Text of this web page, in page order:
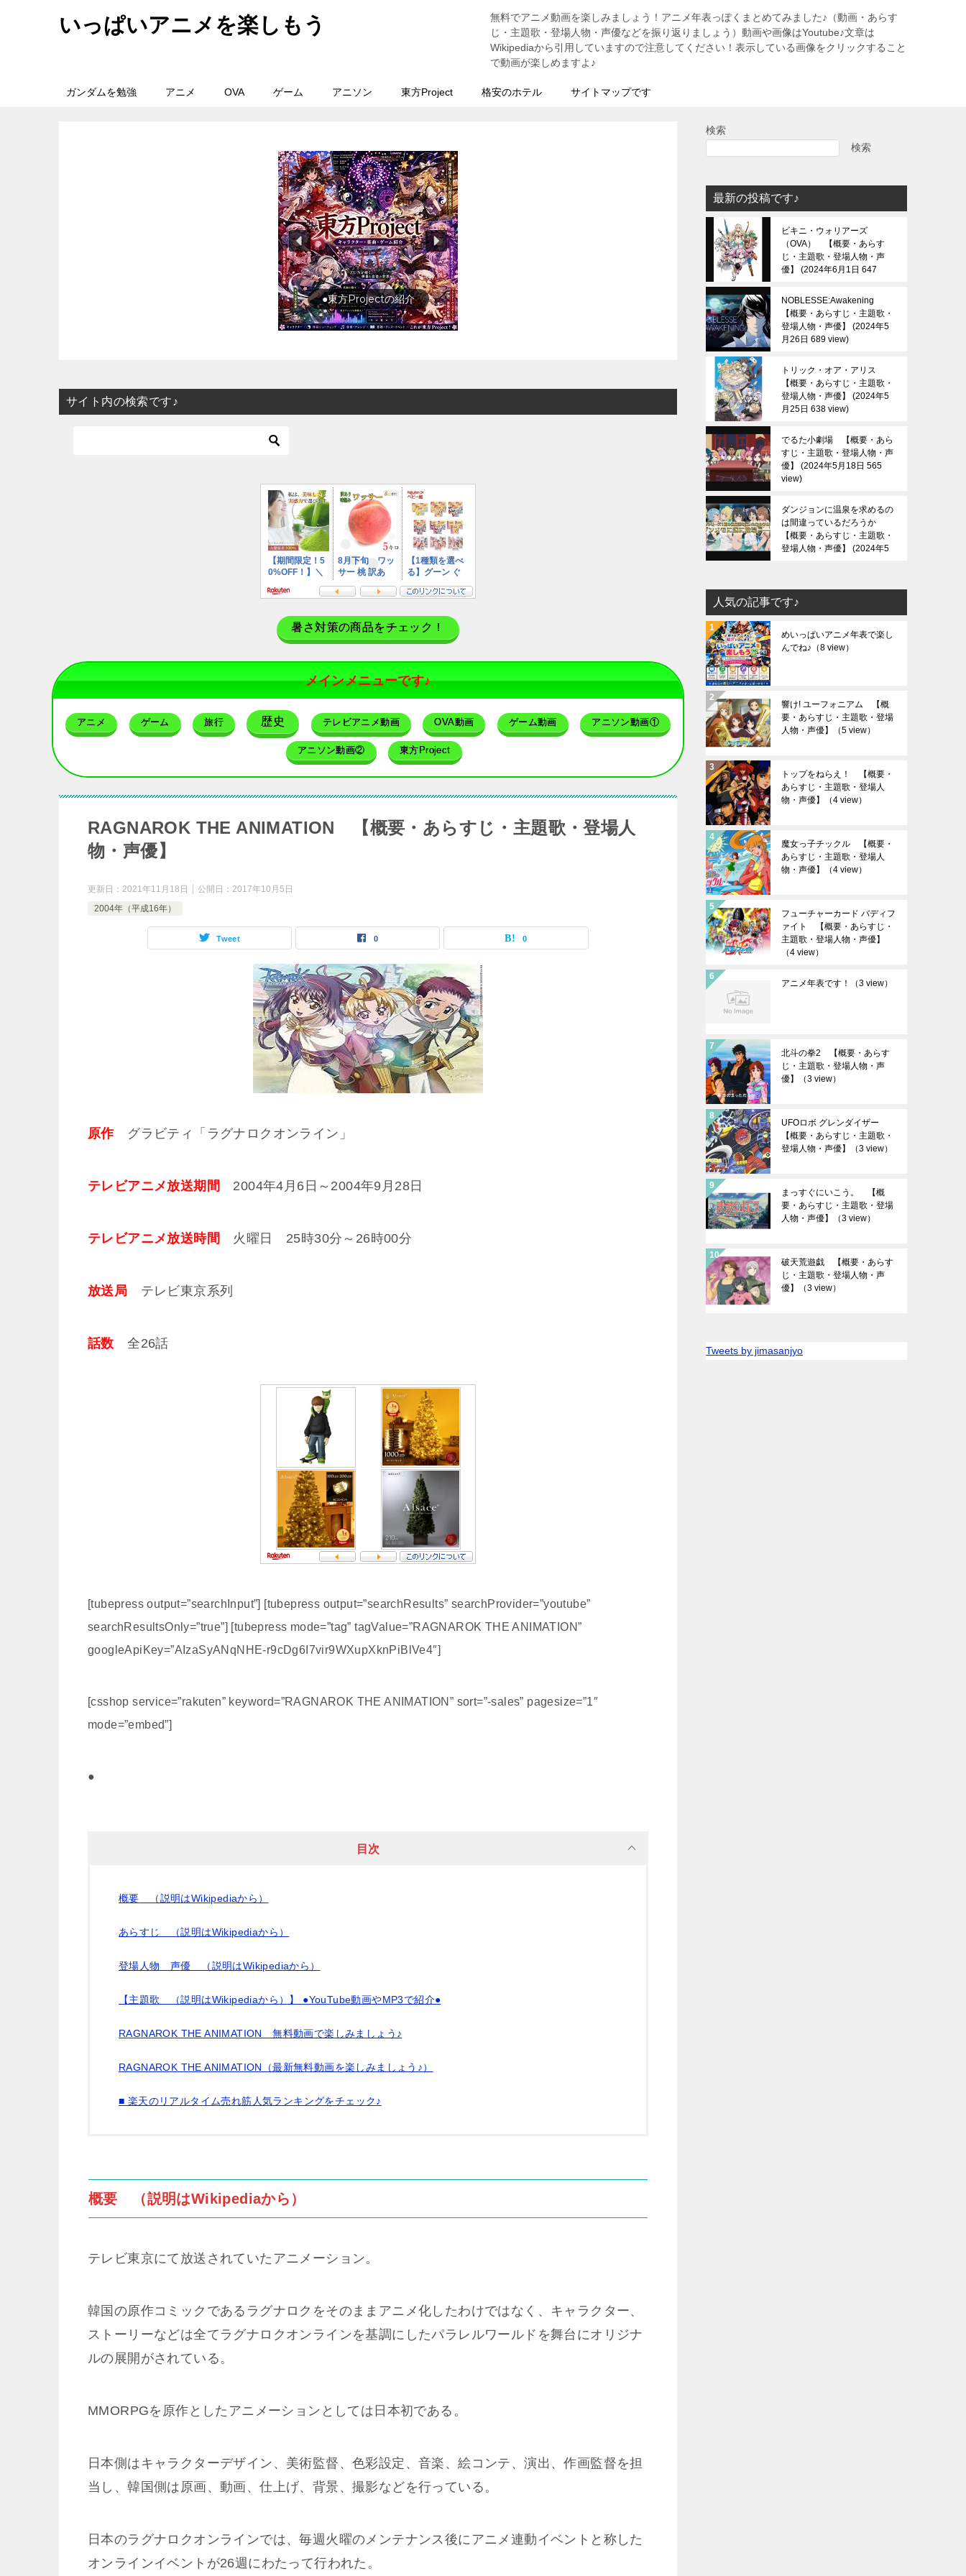
いっぱいアニメを楽しもう
無料でアニメ動画を楽しみましょう！アニメ年表っぽくまとめてみました♪（動画・あらす
じ・主題歌・登場人物・声優などを振り返りましょう）動画や画像はYoutube♪文章は
Wikipediaから引用していますので注意してください！表示している画像をクリックすること
で動画が楽しめますよ♪
ガンダムを勉強 アニメ OVA ゲーム アニソン 東方Project 格安のホテル サイトマップです
●東方Projectの紹介
サイト内の検索です♪
暑さ対策の商品をチェック！
メインメニューです♪
アニメ ゲーム 旅行 歴史 テレビアニメ動画 OVA動画 ゲーム動画 アニソン動画①
アニソン動画② 東方Project
RAGNAROK THE ANIMATION 【概要・あらすじ・主題歌・登場人
物・声優】
更新日： 2021年11月18日 公開日： 2017年10月5日
2004年（平成16年）
Tweet 0 0
原作グラビティ「ラグナロクオンライン」
テレビアニメ放送期間 2004年4月6日～2004年9月28日
テレビアニメ放送時間 火曜日 25時30分～26時00分
放送局 テレビ東京系列
話数 全26話
[tubepress output=”searchInput”] [tubepress output=”searchResults” searchProvider=”youtube”
searchResultsOnly=”true”] [tubepress mode=”tag” tagValue=”RAGNAROK THE ANIMATION”
googleApiKey=”AIzaSyANqNHE-r9cDg6I7vir9WXupXknPiBlVe4″]
[csshop service=”rakuten” keyword=”RAGNAROK THE ANIMATION” sort=”-sales” pagesize=”1″
mode=”embed”]
●
目次
概要 （説明はWikipediaから）
あらすじ （説明はWikipediaから）
登場人物 声優 （説明はWikipediaから）
【主題歌 （説明はWikipediaから）】 ●YouTube動画やMP3で紹介●
RAGNAROK THE ANIMATION 無料動画で楽しみましょう♪
RAGNAROK THE ANIMATION（最新無料動画を楽しみましょう♪）
■ 楽天のリアルタイム売れ筋人気ランキングをチェック♪
概要 （説明はWikipediaから）
テレビ東京にて放送されていたアニメーション。
韓国の原作コミックであるラグナロクをそのままアニメ化したわけではなく、キャラクター、
ストーリーなどは全てラグナロクオンラインを基調にしたパラレルワールドを舞台にオリジナ
ルの展開がされている。
MMORPGを原作としたアニメーションとしては日本初である。
日本側はキャラクターデザイン、美術監督、色彩設定、音楽、絵コンテ、演出、作画監督を担
当し、韓国側は原画、動画、仕上げ、背景、撮影などを行っている。
日本のラグナロクオンラインでは、毎週火曜のメンテナンス後にアニメ連動イベントと称した
オンラインイベントが26週にわたって行われた。
検索
検索
最新の投稿です♪
ビキニ・ウォリアーズ
（OVA） 【概要・あらす
じ・主題歌・登場人物・声
優】
2024年6月1日 647
NOBLESSE:Awakening
【概要・あらすじ・主題歌・
登場人物・声優】
2024年5
月26日 689 view
トリック・オア・アリス
【概要・あらすじ・主題歌・
登場人物・声優】
2024年5
月25日 638 view
でるた小劇場 【概要・あら
すじ・主題歌・登場人物・声
優】
2024年5月18日 565
view
ダンジョンに温泉を求めるの
は間違っているだろうか
【概要・あらすじ・主題歌・
登場人物・声優】
2024年5
人気の記事です♪
めいっぱいアニメ年表で楽し
んでね♪ （8 view）
響け! ユーフォニアム 【概
要・あらすじ・主題歌・登場
人物・声優】
（5 view）
トップをねらえ！ 【概要・
あらすじ・主題歌・登場人
物・声優】
（4 view）
魔女っ子チックル 【概要・
あらすじ・主題歌・登場人
物・声優】
（4 view）
フューチャーカード バディフ
ァイト 【概要・あらすじ・
主題歌・登場人物・声優】
（4 view）
アニメ年表です！ （3 view）
北斗の拳2 【概要・あらす
じ・主題歌・登場人物・声
優】
（3 view）
UFOロボ グレンダイザー
【概要・あらすじ・主題歌・
登場人物・声優】
（3 view）
まっすぐにいこう。 【概
要・あらすじ・主題歌・登場
人物・声優】
（3 view）
破天荒遊戯 【概要・あらす
じ・主題歌・登場人物・声
優】
（3 view）
Tweets by jimasanjyo